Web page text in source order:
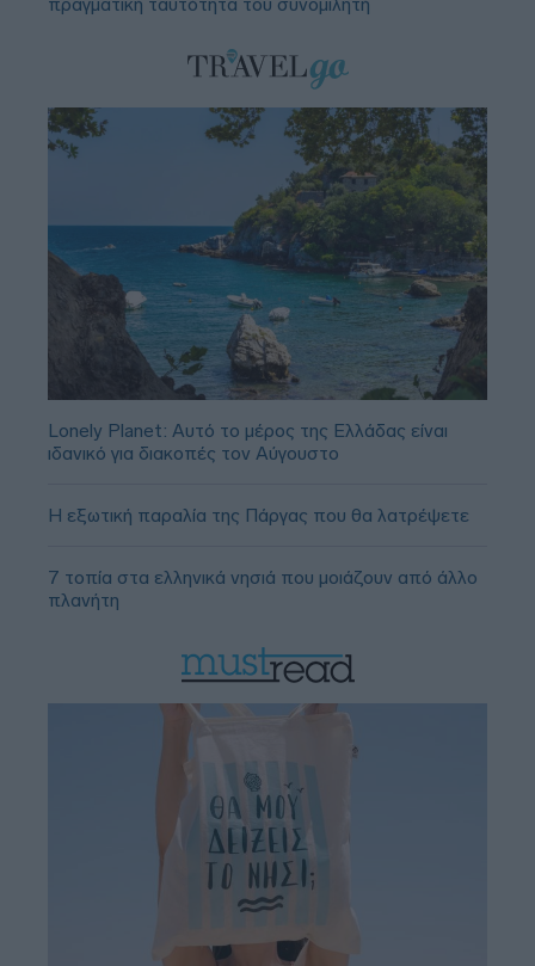
Lonely Planet: Αυτό το μέρος της Ελλάδας είναι
ιδανικό για διακοπές τον Αύγουστο
Η εξωτική παραλία της Πάργας που θα λατρέψετε
7 τοπία στα ελληνικά νησιά που μοιάζουν από άλλο
πλανήτη